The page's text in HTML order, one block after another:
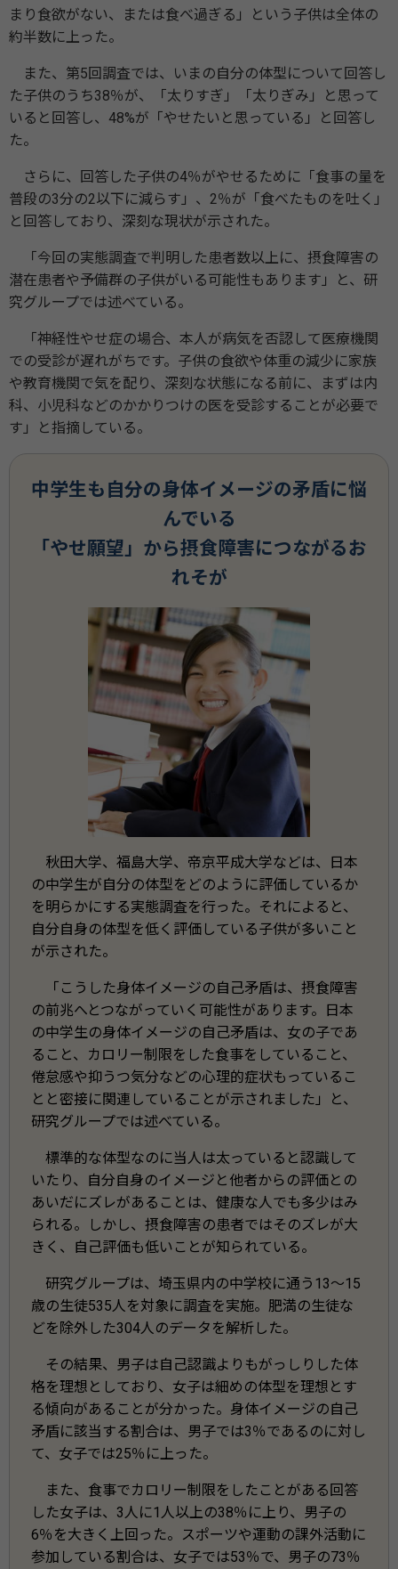
まり食欲がない、または食べ過ぎる」という子供は全体の
約半数に上った。
また、第5回調査では、いまの自分の体型について回答し
た子供のうち38％が、「太りすぎ」「太りぎみ」と思って
いると回答し、48%が「やせたいと思っている」と回答し
た。
さらに、回答した子供の4％がやせるために「食事の量を
普段の3分の2以下に減らす」、2％が「食べたものを吐く」
と回答しており、深刻な現状が示された。
「今回の実態調査で判明した患者数以上に、摂食障害の
潜在患者や予備群の子供がいる可能性もあります」と、研
究グループでは述べている。
「神経性やせ症の場合、本人が病気を否認して医療機関
での受診が遅れがちです。子供の食欲や体重の減少に家族
や教育機関で気を配り、深刻な状態になる前に、まずは内
科、小児科などのかかりつけの医を受診することが必要で
す」と指摘している。
中学生も自分の身体イメージの矛盾に悩
んでいる
「やせ願望」から摂食障害につながるお
れそが
秋田大学、福島大学、帝京平成大学などは、日本
の中学生が自分の体型をどのように評価しているか
を明らかにする実態調査を行った。それによると、
自分自身の体型を低く評価している子供が多いこと
が示された。
「こうした身体イメージの自己矛盾は、摂食障害
の前兆へとつながっていく可能性があります。日本
の中学生の身体イメージの自己矛盾は、女の子であ
ること、カロリー制限をした食事をしていること、
倦怠感や抑うつ気分などの心理的症状もっているこ
とと密接に関連していることが示されました」と、
研究グループでは述べている。
標準的な体型なのに当人は太っていると認識して
いたり、自分自身のイメージと他者からの評価との
あいだにズレがあることは、健康な人でも多少はみ
られる。しかし、摂食障害の患者ではそのズレが大
きく、自己評価も低いことが知られている。
研究グループは、埼玉県内の中学校に通う13～15
歳の生徒535人を対象に調査を実施。肥満の生徒な
どを除外した304人のデータを解析した。
その結果、男子は自己認識よりもがっしりした体
格を理想としており、女子は細めの体型を理想とす
る傾向があることが分かった。身体イメージの自己
矛盾に該当する割合は、男子では3％であるのに対し
て、女子では25％に上った。
また、食事でカロリー制限をしたことがある回答
した女子は、3人に1人以上の38％に上り、男子の
6％を大きく上回った。スポーツや運動の課外活動に
参加している割合は、女子では53％で、男子の73％